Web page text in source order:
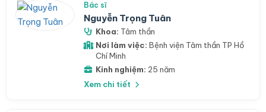
Bác sĩ
Nguyễn Trọng Tuân
Khoa: Tâm thần
Nơi làm việc: Bệnh viện Tâm thần TP Hồ
Chí Minh
Kinh nghiệm: 25 năm
Xem chi tiết